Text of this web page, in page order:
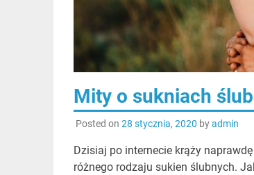
Mity o sukniach
Posted on 28 stycznia, 2020 byadmin
Dzisiaj po internecie krąży
różnego rodzaju sukien ślubnych.